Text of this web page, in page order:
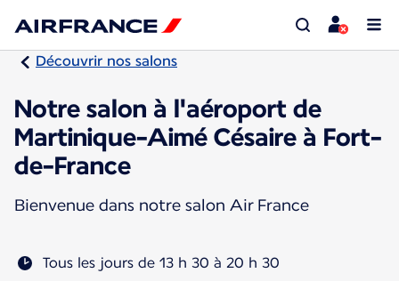
Découvrir nos salons
Notre salon à l'aéroport de
Martinique-Aimé Césaire à Fort-
de-France
Bienvenue dans notre salon Air France
Tous les jours de 13 h 30 à 20 h 30